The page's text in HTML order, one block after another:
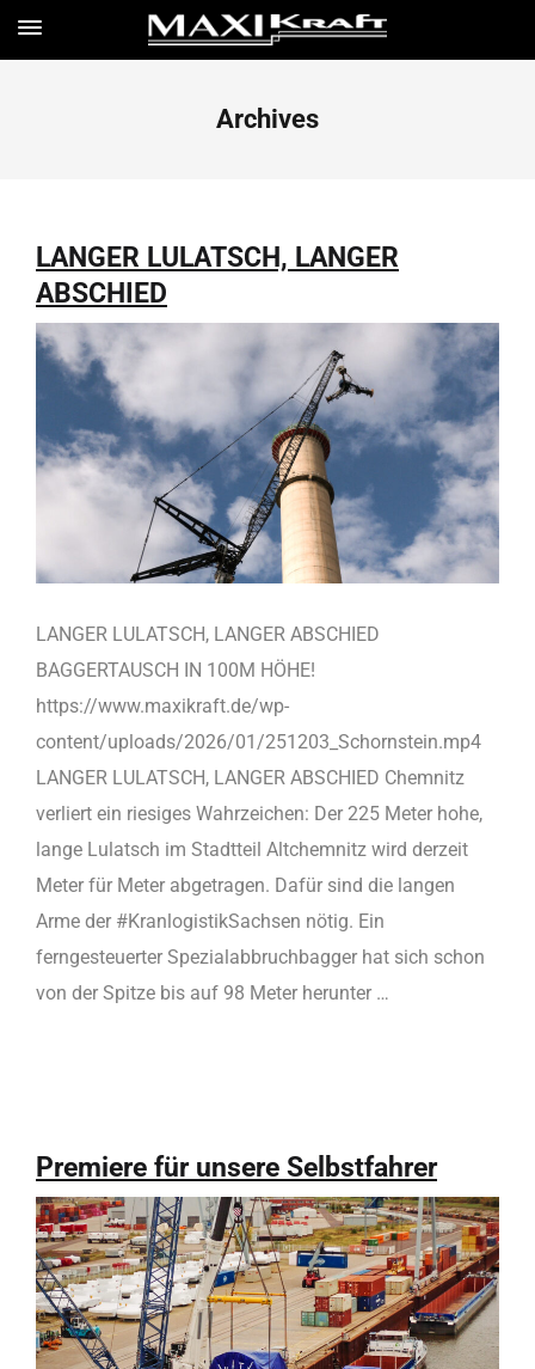
Archives
LANGER LULATSCH, LANGER
ABSCHIED
LANGER LULATSCH, LANGER ABSCHIED
BAGGERTAUSCH IN 100M HÖHE!
https://www.maxikraft.de/wp-
content/uploads/2026/01/251203_Schornstein.mp4
LANGER LULATSCH, LANGER ABSCHIED Chemnitz
verliert ein riesiges Wahrzeichen: Der 225 Meter hohe,
lange Lulatsch im Stadtteil Altchemnitz wird derzeit
Meter für Meter abgetragen. Dafür sind die langen
Arme der #KranlogistikSachsen nötig. Ein
ferngesteuerter Spezialabbruchbagger hat sich schon
von der Spitze bis auf 98 Meter herunter …
Premiere für unsere Selbstfahrer